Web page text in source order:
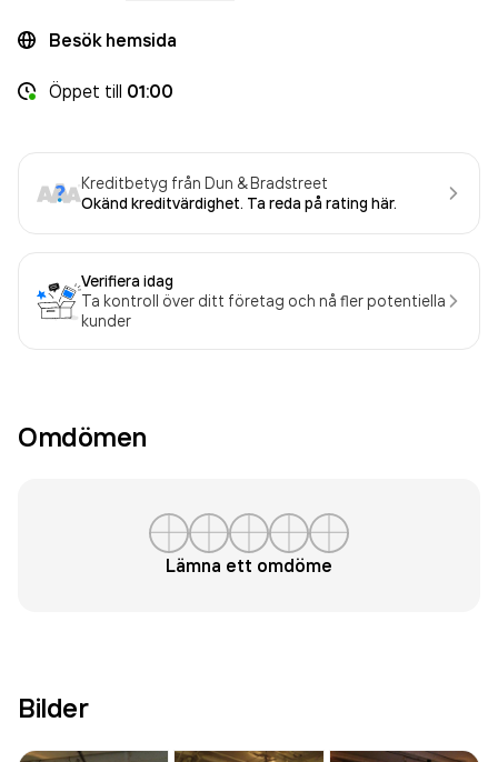
Besök hemsida
Öppet till 01:00
Kreditbetyg från Dun & Bradstreet
Okänd kreditvärdighet. Ta reda på rating här.
Verifiera idag
Ta kontroll över ditt företag och nå fler potentiella
kunder
Omdömen
Lämna ett omdöme
Bilder